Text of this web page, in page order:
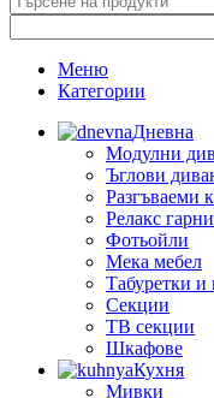
Меню
Категории
Дневна
Модулни
Ъглови
Разгъваеми
Релакс
Фотьойли
Мека мебел
Табуретки и
Секции
ТВ секции
Шкафове
Кухня
Мивки